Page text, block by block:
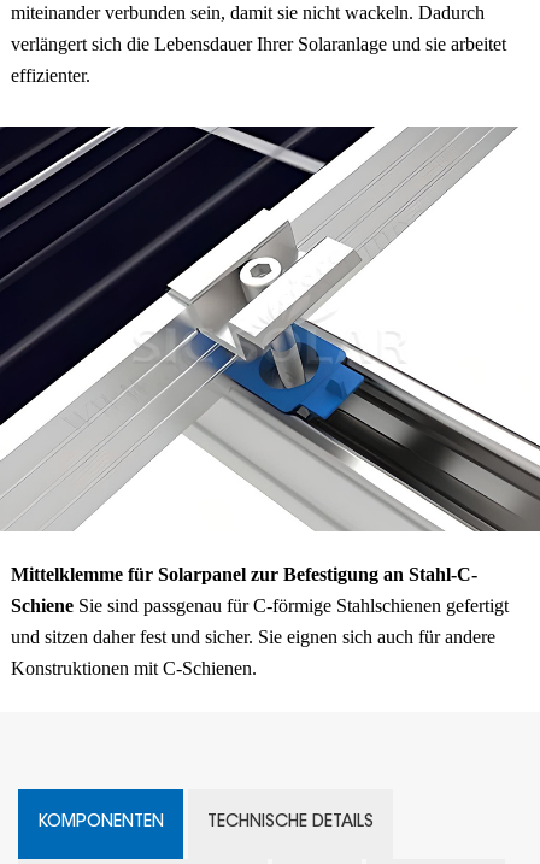
miteinander verbunden sein, damit sie nicht wackeln. Dadurch
verlängert sich die Lebensdauer Ihrer Solaranlage und sie arbeitet
effizienter.
Mittelklemme für Solarpanel zur Befestigung an Stahl-C-
Schiene Sie sind passgenau für C-förmige Stahlschienen gefertigt
und sitzen daher fest und sicher. Sie eignen sich auch für andere
Konstruktionen mit C-Schienen.
KOMPONENTEN TECHNISCHE DETAILS